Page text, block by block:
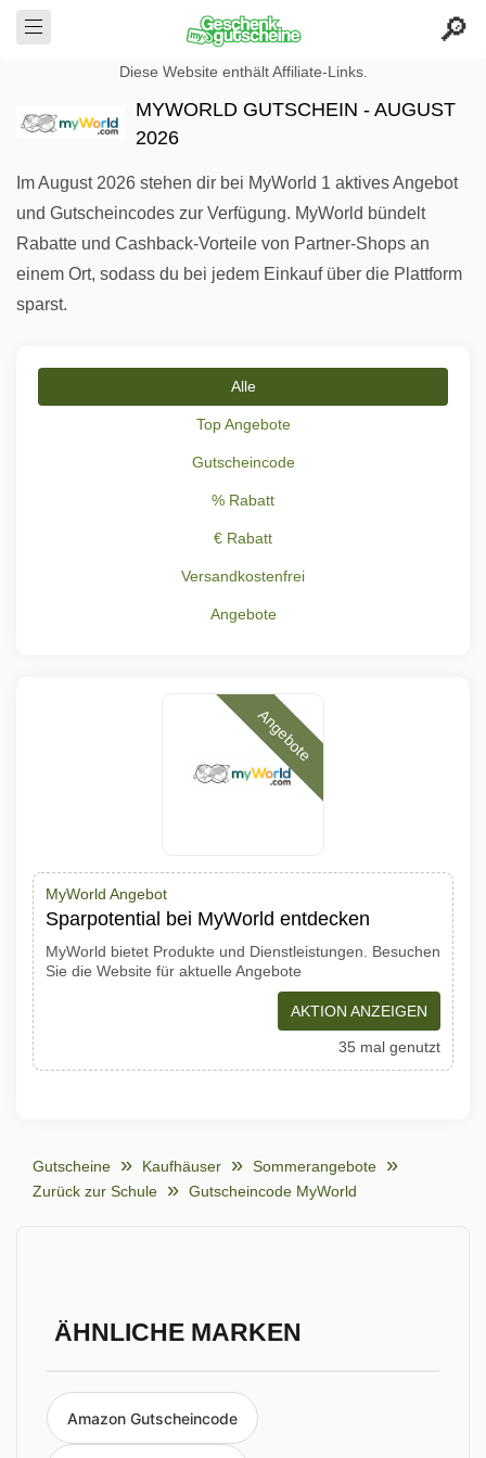
Diese Website enthält Affiliate-Links.
MYWORLD GUTSCHEIN - AUGUST
2026
Im August 2026 stehen dir bei MyWorld 1 aktives Angebot
und Gutscheincodes zur Verfügung. MyWorld bündelt
Rabatte und Cashback-Vorteile von Partner-Shops an
einem Ort, sodass du bei jedem Einkauf über die Plattform
sparst.
Alle
Top Angebote
Gutscheincode
% Rabatt
€ Rabatt
Versandkostenfrei
Angebote
Angebote
MyWorld Angebot
Sparpotential bei MyWorld entdecken
MyWorld bietet Produkte und Dienstleistungen. Besuchen
Sie die Website für aktuelle Angebote
AKTION ANZEIGEN
35 mal genutzt
Gutscheine Kaufhäuser
Sommerangebote
Zurück zur Schule
Gutscheincode MyWorld
ÄHNLICHE MARKEN
Amazon Gutscheincode